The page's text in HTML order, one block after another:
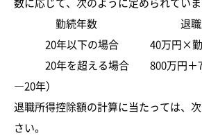
勤続年数 退職所得
20年以下の場合 40万円×勤
20年を超える場合 800万円＋
―20年）
退職所得控除額の計算に当たっては、
さい。